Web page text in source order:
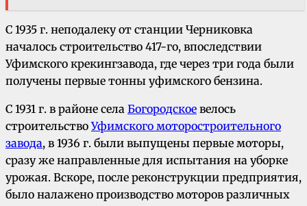
С 1935 г. неподалеку от станции Черниковка
началось строительство 417-го, впоследствии
Уфимского крекингзавода, где через три года были
получены первые тонны уфимского бензина.
С 1931 г. в районе села Богородское велось
строительствоУфимского моторостроительного
завода, в 1936 г. были выпущены первые моторы,
сразу же направленные для испытания на уборке
урожая. Вскоре, после реконструкции предприятия,
было налажено производство моторов различных